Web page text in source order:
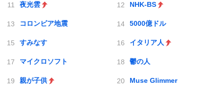
夜光雲 NHK-BS
コロンビア地震 5000億ドル
すみなす イタリア人
マイクロソフト 鬱の人
親が子供 Muse Glimmer